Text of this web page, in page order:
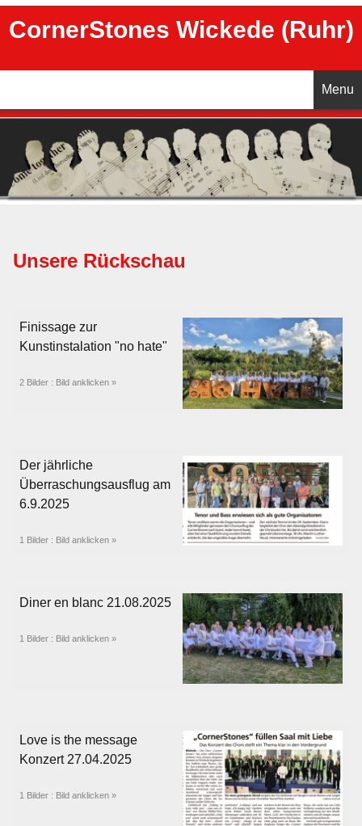
CornerStones Wickede (Ruhr)
Menu
Startseite
Unser Chor
Chorleitung
Kontakt
Galerie
Impressum
Unsere Rückschau
Finissage zur
Kunstinstalation "no hate"
2 Bilder : Bild anklicken »
Der jährliche
Überraschungsausflug am
6.9.2025
1 Bilder : Bild anklicken »
Diner en blanc 21.08.2025
1 Bilder : Bild anklicken »
Love is the message
Konzert 27.04.2025
1 Bilder : Bild anklicken »